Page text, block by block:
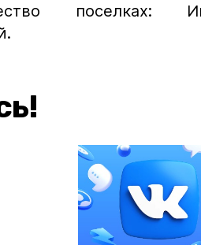
поселках: